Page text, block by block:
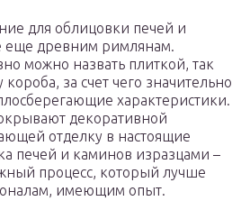
для облицовки печей и
еще древним римлянам.
можно назвать плиткой, так
за счет чего значительно
характеристики.
декоративной
отделку в настоящие
печей и каминов изразцами –
процесс, который лучше
имеющим опыт.